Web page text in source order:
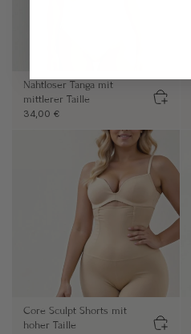
Nahtloser Tanga mit
mittlerer Taille
34,00 €
Core Sculpt Shorts mit
hoher Taille